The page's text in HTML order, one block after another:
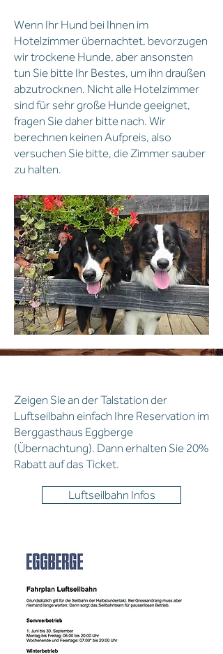
Wenn Ihr Hund bei Ihnen im
Hotelzimmer übernachtet, bevorzugen
wir trockene Hunde, aber ansonsten
tun Sie bitte Ihr Bestes, um ihn draußen
abzutrocknen. Nicht alle Hotelzimmer
sind für sehr große Hunde geeignet,
fragen Sie daher bitte nach. Wir
berechnen keinen Aufpreis, also
versuchen Sie bitte, die Zimmer sauber
zu halten.
Zeigen Sie an der Talstation der
Luftseilbahn einfach Ihre Reservation im
Berggasthaus Eggberge
(Übernachtung). Dann erhalten Sie 20%
Rabatt auf das Ticket.
Luftseilbahn Infos